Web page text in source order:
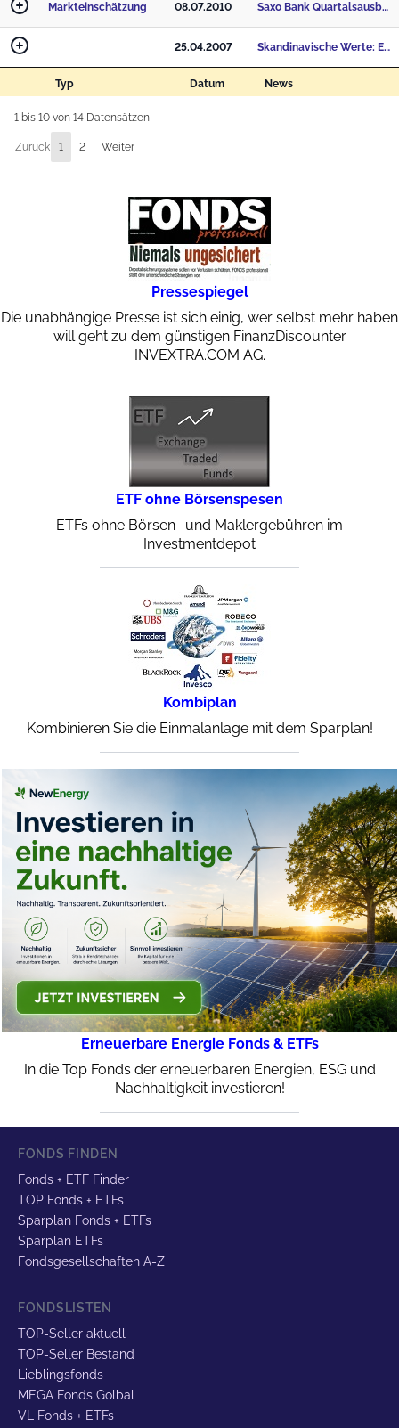
Markteinschätzung 08.07.2010 Saxo Bank Quartalsausblick: Chefvolkswirt rät Anlegern zur Vorsicht
25.04.2007 Skandinavische Werte: Empfehlung für ein ausgewogenes ...
Typ Datum News
1 bis 10 von 14 Datensätzen
Zurück 1 2 Weiter
Pressespiegel
Die unabhängige Presse ist sich einig, wer selbst mehr haben
will geht zu dem günstigen FinanzDiscounter
INVEXTRA.COM AG.
ETF ohne Börsenspesen
ETFs ohne Börsen- und Maklergebühren im
Investmentdepot
Kombiplan
Kombinieren Sie die Einmalanlage mit dem Sparplan!
Erneuerbare Energie Fonds & ETFs
In die Top Fonds der erneuerbaren Energien, ESG und
Nachhaltigkeit investieren!
FONDS FINDEN
Fonds + ETF Finder
TOP Fonds + ETFs
Sparplan Fonds + ETFs
Sparplan ETFs
Fondsgesellschaften A-Z
FONDSLISTEN
TOP-Seller aktuell
TOP-Seller Bestand
Lieblingsfonds
MEGA Fonds Golbal
VL Fonds + ETFs